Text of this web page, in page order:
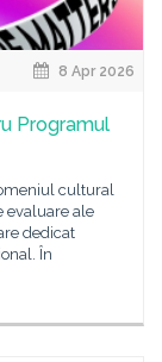
8 Apr 2026
Programul
cultural
evaluare ale
dedicat
În